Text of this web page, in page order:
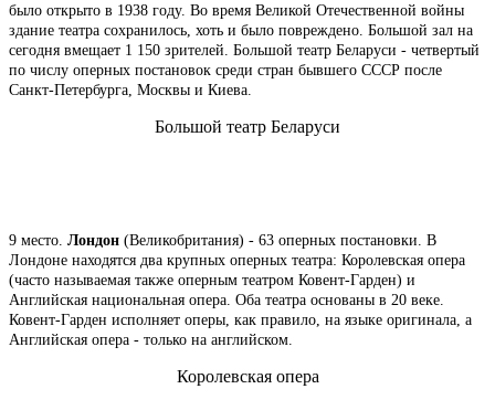
было открыто в 1938 году. Во время Великой Отечественной войны
здание театра сохранилось, хоть и было повреждено. Большой зал на
сегодня вмещает 1 150 зрителей. Большой театр Беларуси - четвертый
по числу оперных постановок среди стран бывшего СССР после
Санкт-Петербурга, Москвы и Киева.
Большой театр Беларуси
9 место. Лондон (Великобритания) - 63 оперных постановки. В
Лондоне находятся два крупных оперных театра: Королевская опера
(часто называемая также оперным театром Ковент-Гарден) и
Английская национальная опера. Оба театра основаны в 20 веке.
Ковент-Гарден исполняет оперы, как правило, на языке оригинала, а
Английская опера - только на английском.
Королевская опера